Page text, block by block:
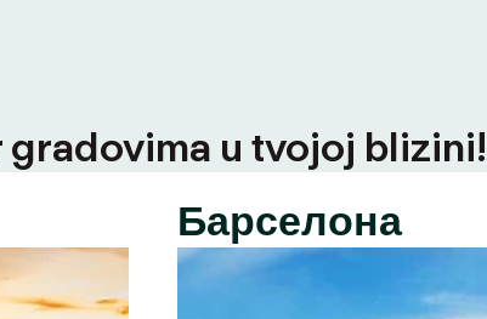
gradovima u tvojoj blizini!
Барселона